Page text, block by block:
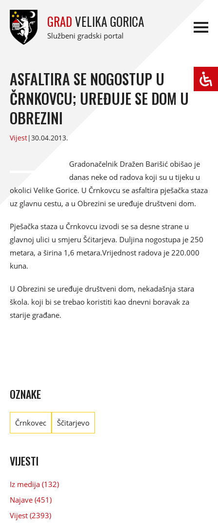
GRADVELIKA GORICA
Službeni gradski portal
ASFALTIRA SE NOGOSTUP U
ČRNKOVCU; UREĐUJE SE DOM U
OBREZINI
Vijest|30.04.2013.
Gradonačelnik Dražen Barišić obišao je
danas neke od radova koji su u tijeku u
okolici Velike Gorice. U Črnkovcu se asfaltira pješačka staza
uz glavnu cestu, a u Obrezini se uređuje društveni dom.
Pješačka staza u Črnkovcu izvodi se sa desne strane u
glavnoj ulici u smjeru Šćitarjeva. Duljina nogostupa je 250
metara, a širina 1,6 metara.Vrijednost radova je 220.000
kuna.
U Obrezini se uređuje društveni dom, nekadašnja stara
škola. koji bi se trebao koristiti kao dnevni boravak za
starije građane.
OZNAKE
Črnkovec Ščitarjevo
VIJESTI
Iz medija (132)
Najave (451)
Vijest (2393)